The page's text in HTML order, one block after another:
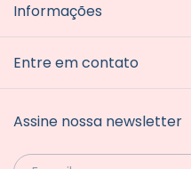
Informações
Entre em contato
Assine nossa newsletter